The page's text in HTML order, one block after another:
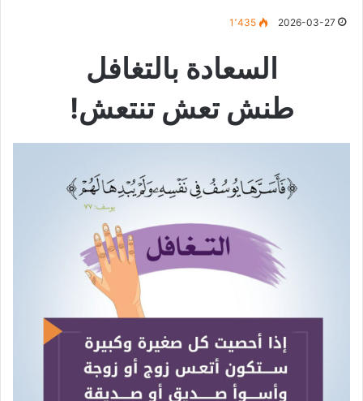
2026-03-27 1٬435
السعادة بالتغافل
طنش تعش تنتعش!